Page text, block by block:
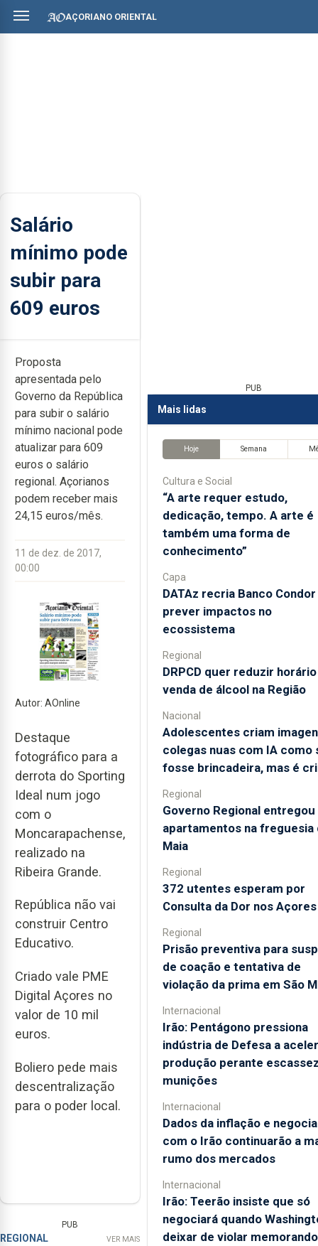
AÇORIANO ORIENTAL
Salário
mínimo pode
subir para
609 euros
Proposta
apresentada pelo
Governo da República
para subir o salário
mínimo nacional pode
atualizar para 609
euros o salário
regional. Açorianos
podem receber mais
24,15 euros/mês.
11 de dez. de 2017,
00:00
Autor: AOnline
Destaque
fotográfico para a
derrota do Sporting
Ideal num jogo
com o
Moncarapachense,
realizado na
Ribeira Grande.
República não vai
construir Centro
Educativo.
Criado vale PME
Digital Açores no
valor de 10 mil
euros.
Boliero pede mais
descentralização
para o poder local.
PUB
REGIONAL VER MAIS
PUB
Mais lidas
Hoje Semana
Cultura e Social
“A arte requer estudo,
dedicação, tempo. A arte é
também uma forma de
conhecimento”
Capa
DATAz recria Banco
prever impactos no
ecossistema
Regional
DRPCD quer reduzir
venda de álcool na Região
Nacional
Adolescentes criam
colegas nuas com IA como
fosse brincadeira, mas é
Regional
Governo Regional entregou
apartamentos na freguesia
Maia
Regional
372 utentes esperam por
Consulta da Dor nos Açores
Regional
Prisão preventiva para
de coação e tentativa de
violação da prima em São
Internacional
Irão: Pentágono pressiona
indústria de Defesa a
produção perante
munições
Internacional
Dados da inflação e
com o Irão continuarão a
rumo dos mercados
Internacional
Irão: Teerão insiste que só
negociará quando
deixar de violar